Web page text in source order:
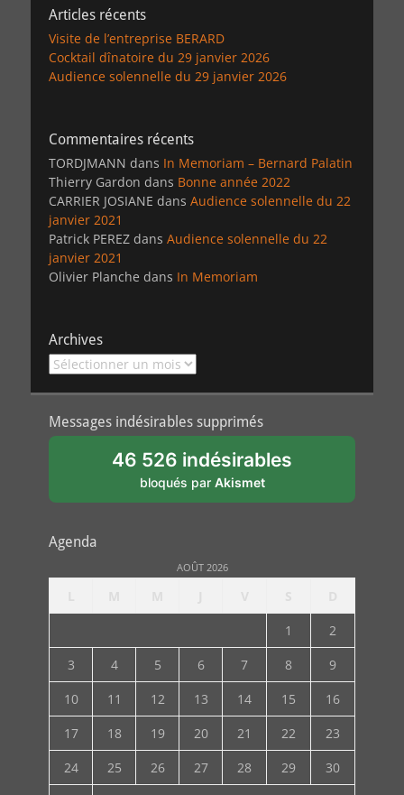
Articles récents
Visite de l’entreprise BERARD
Cocktail dînatoire du 29 janvier 2026
Audience solennelle du 29 janvier 2026
Commentaires récents
TORDJMANN dans In Memoriam – Bernard Palatin
Thierry Gardon dans Bonne année 2022
CARRIER JOSIANE dans Audience solennelle du 22
janvier 2021
Patrick PEREZ dans Audience solennelle du 22
janvier 2021
Olivier Planche dans In Memoriam
Archives
Archives
Messages indésirables supprimés
46 526 indésirables
bloqués par Akismet
Agenda
AOÛT 2026
1
2
3
4 5 6 7 8
9
10
11 12 13 14 15
16
17
18 19 20 21 22
23
24
25 26 27 28 29
30